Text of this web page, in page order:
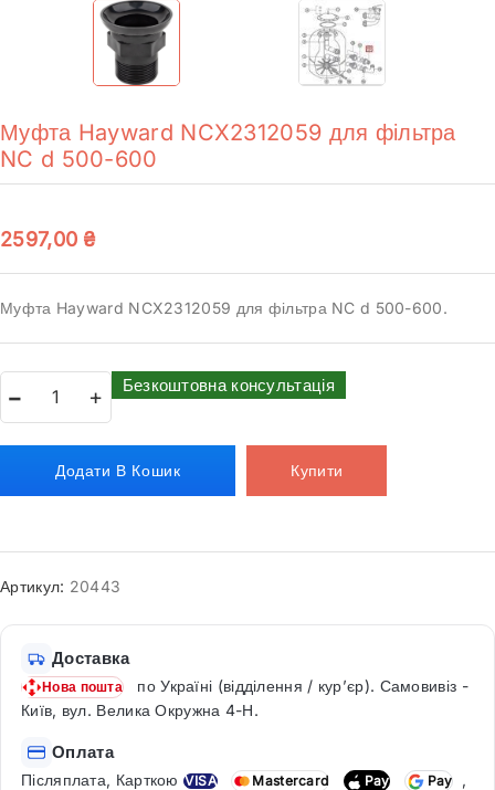
Муфта Hayward NCX2312059 для фільтра
NC d 500-600
2597,00 ₴
Муфта Hayward NCX2312059 для фільтра NC d 500-600.
Додати В Кошик Купити
Безкоштовна консультація
Артикул: 20443
Доставка
Нова пошта
по Україні (відділення / кур’єр). Самовивіз -
Київ, вул. Велика Окружна 4-Н.
Оплата
Післяплата, Карткою VISA Mastercard Pay Pay
,